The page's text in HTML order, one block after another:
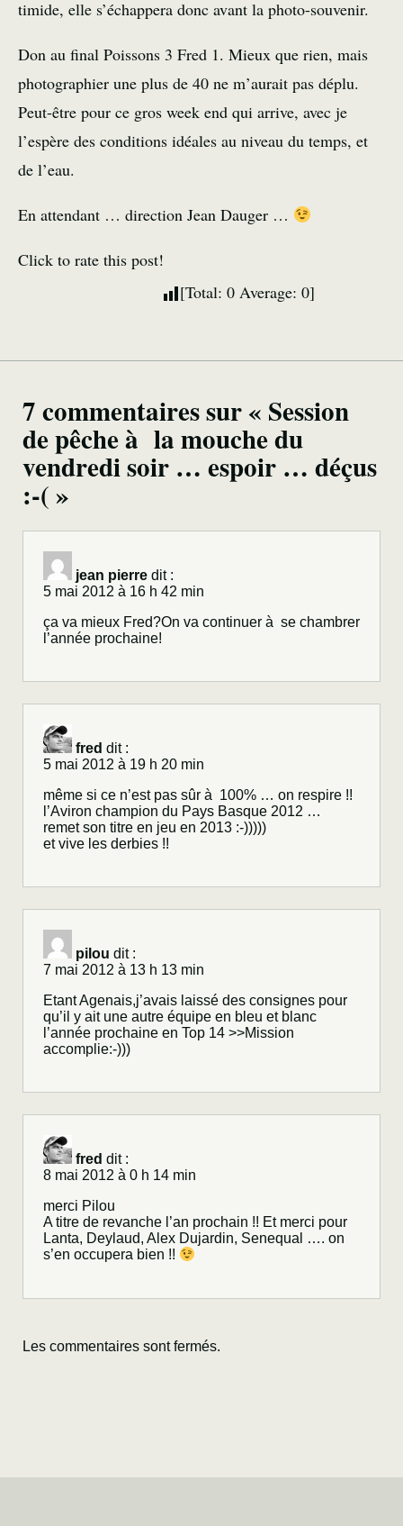
timide, elle s’échappera donc avant la photo-souvenir.
Don au final Poissons 3 Fred 1. Mieux que rien, mais
photographier une plus de 40 ne m’aurait pas déplu.
Peut-être pour ce gros week end qui arrive, avec je
l’espère des conditions idéales au niveau du temps, et
de l’eau.
En attendant … direction Jean Dauger …
Click to rate this post!
[Total: 0 Average: 0]
7 commentaires sur « Session
de pêche à la mouche du
vendredi soir … espoir … déçus
:-( »
jean pierre dit :
5 mai 2012 à 16 h 42 min
ça va mieux Fred?On va continuer à se chambrer
l’année prochaine!
fred dit :
5 mai 2012 à 19 h 20 min
même si ce n’est pas sûr à 100% … on respire !!
l’Aviron champion du Pays Basque 2012 …
remet son titre en jeu en 2013 :-)))))
et vive les derbies !!
pilou dit :
7 mai 2012 à 13 h 13 min
Etant Agenais,j’avais laissé des consignes pour
qu’il y ait une autre équipe en bleu et blanc
l’année prochaine en Top 14 >>Mission
accomplie:-)))
fred dit :
8 mai 2012 à 0 h 14 min
merci Pilou
A titre de revanche l’an prochain !! Et merci pour
Lanta, Deylaud, Alex Dujardin, Senequal …. on
s’en occupera bien !!
Les commentaires sont fermés.